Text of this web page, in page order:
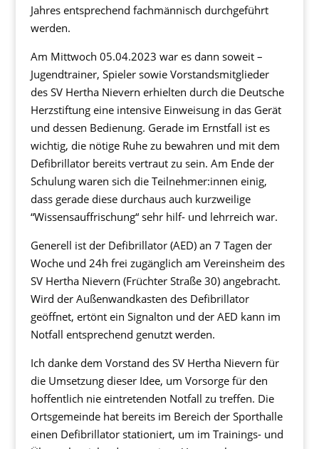
Jahres entsprechend fachmännisch durchgeführt
werden.
Am Mittwoch 05.04.2023 war es dann soweit –
Jugendtrainer, Spieler sowie Vorstandsmitglieder
des SV Hertha Nievern erhielten durch die Deutsche
Herzstiftung eine intensive Einweisung in das Gerät
und dessen Bedienung. Gerade im Ernstfall ist es
wichtig, die nötige Ruhe zu bewahren und mit dem
Defibrillator bereits vertraut zu sein. Am Ende der
Schulung waren sich die Teilnehmer:innen einig,
dass gerade diese durchaus auch kurzweilige
“Wissensauffrischung“ sehr hilf- und lehrreich war.
Generell ist der Defibrillator (AED) an 7 Tagen der
Woche und 24h frei zugänglich am Vereinsheim des
SV Hertha Nievern (Früchter Straße 30) angebracht.
Wird der Außenwandkasten des Defibrillator
geöffnet, ertönt ein Signalton und der AED kann im
Notfall entsprechend genutzt werden.
Ich danke dem Vorstand des SV Hertha Nievern für
die Umsetzung dieser Idee, um Vorsorge für den
hoffentlich nie eintretenden Notfall zu treffen. Die
Ortsgemeinde hat bereits im Bereich der Sporthalle
einen Defibrillator stationiert, um im Trainings- und